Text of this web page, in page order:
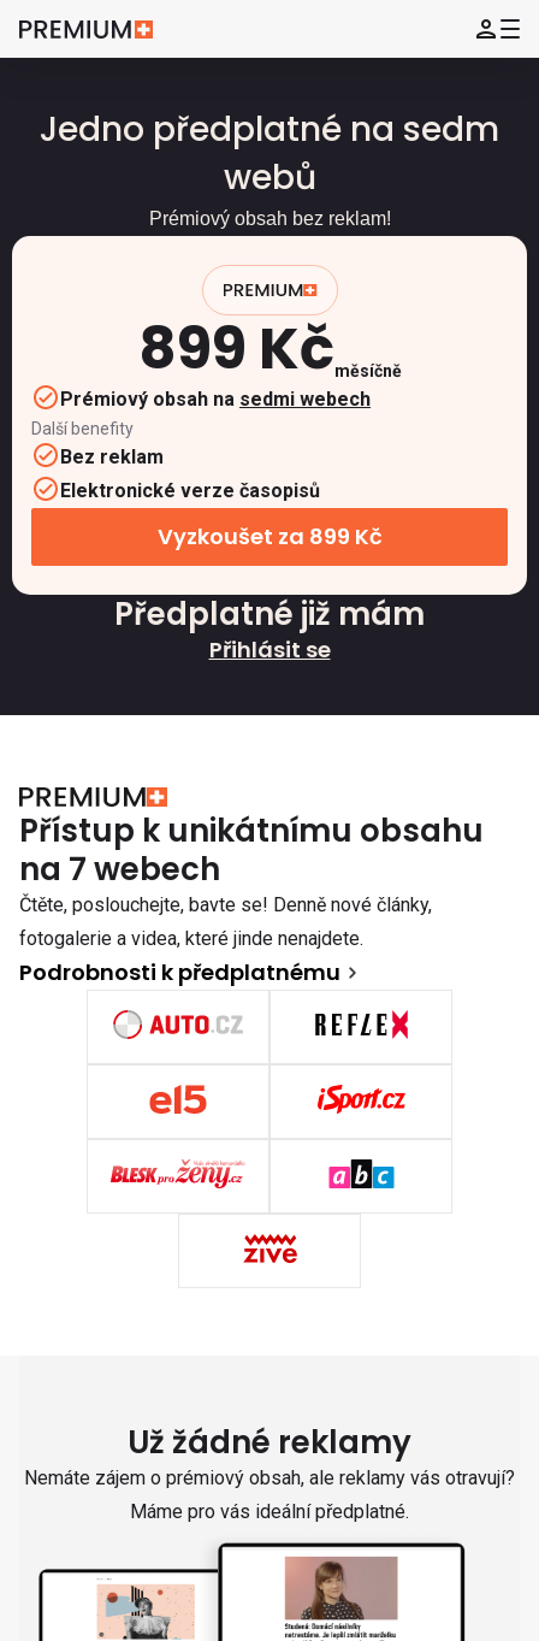
Jedno předplatné na sedm
webů
Prémiový obsah bez reklam!
899 Kčměsíčně
Prémiový obsah na sedmi webech
Další benefity
Bez reklam
Elektronické verze časopisů
Vyzkoušet za 899 Kč
Předplatné již mám
Přihlásit se
Přístup k unikátnímu obsahu
na 7 webech
Čtěte, poslouchejte, bavte se! Denně nové články,
fotogalerie a videa, které jinde nenajdete.
Podrobnosti k předplatnému
Už žádné reklamy
Nemáte zájem o prémiový obsah, ale reklamy vás otravují?
Máme pro vás ideální předplatné.